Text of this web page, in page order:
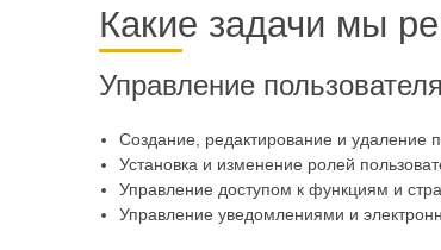
Какие задачи мы
Управление
Создание, редактирование и удаление
Установка и изменение ролей
Управление доступом к функциям и
Управление уведомлениями и